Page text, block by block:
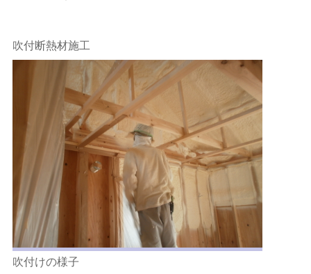
吹付断熱材施工
吹付けの様子